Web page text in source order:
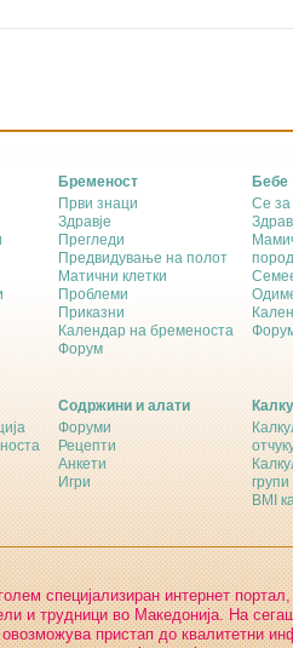
Бременост
Први знаци
Здравје
Прегледи
Предвидување на полот
Матични клетки
Проблеми
Приказни
Календар на бременоста
Форум
Бебе
Се за
Содржини и алати
Форуми
Рецепти
Анкети
Игри
групи
BMI
специјализиран интернет
и трудници во Македонија. На
пристап до квалитетни